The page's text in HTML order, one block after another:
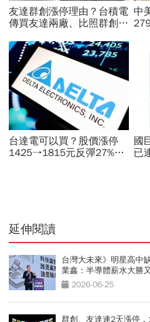
友達群創漲停理由？台積電
傳買友達兩廠、比照群創模
杜金龍：2檔都好但我選它
中
台達電可以買？股價漲停
1425→1815元反彈27%！
國
已
延伸閱讀
台灣大未來》明星高中
業鑫：半導體薪水大勝
轉變2026-06-25
群創、友達連2天漲停